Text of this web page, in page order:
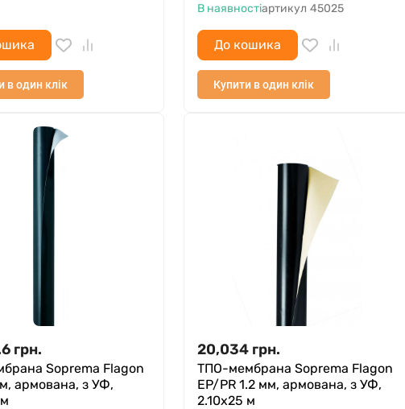
в один клік
В наявностіартикул 45025
До кошика
Купити в один клік
грн.
Soprema Flagon
армована, з УФ,
20,034 грн.
ТПО-мембрана Soprema Flagon
EP/PR 1.2 мм, армована, з УФ,
2.10х25 м